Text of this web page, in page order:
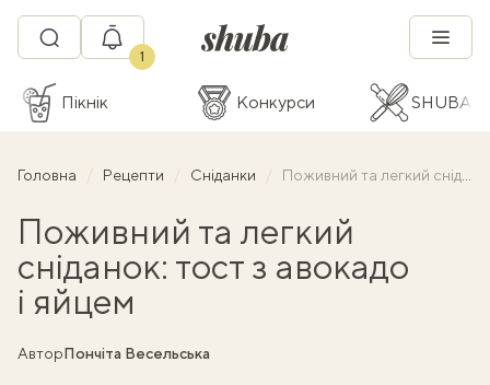
1
Пікнік Конкурси SHUBA
Головна Рецепти Сніданки Поживний та легкий сніданок: тост з авокадо і яйцем
Поживний та легкий
сніданок: тост з авокадо
і яйцем
АвторПончіта Весельська